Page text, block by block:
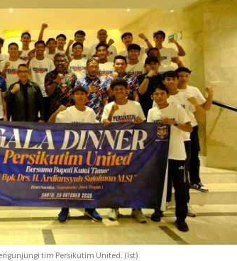
tim Persikutim United. (Ist)